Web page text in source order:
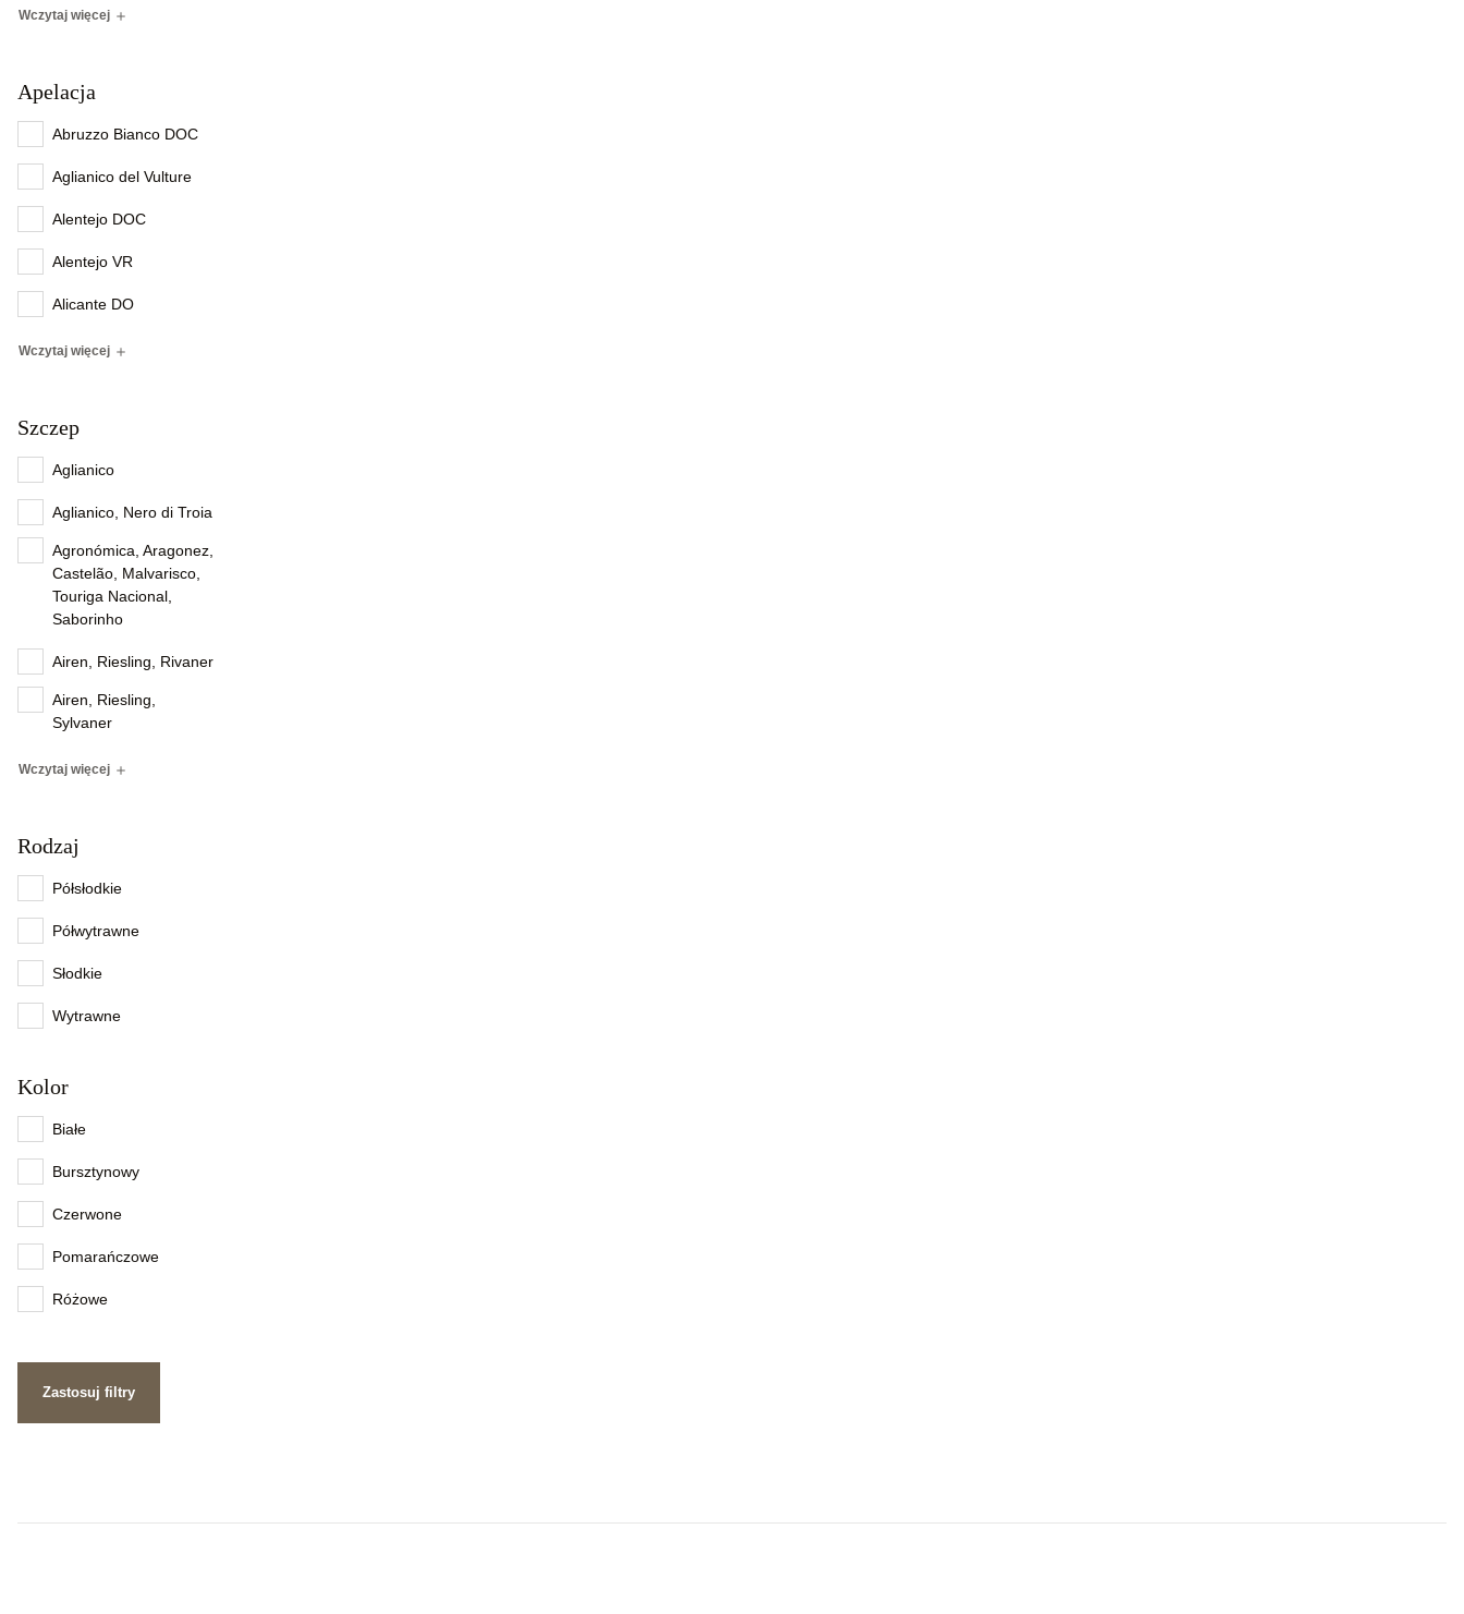
Wczytaj więcej
Apelacja
Abruzzo Bianco DOC
Aglianico del Vulture
Alentejo DOC
Alentejo VR
Alicante DO
Wczytaj więcej
Szczep
Aglianico
Aglianico, Nero di Troia
Agronómica, Aragonez,
Castelão, Malvarisco,
Touriga Nacional,
Saborinho
Airen, Riesling, Rivaner
Airen, Riesling,
Sylvaner
Wczytaj więcej
Rodzaj
Półsłodkie
Półwytrawne
Słodkie
Wytrawne
Kolor
Białe
Bursztynowy
Czerwone
Pomarańczowe
Różowe
Zastosuj filtry